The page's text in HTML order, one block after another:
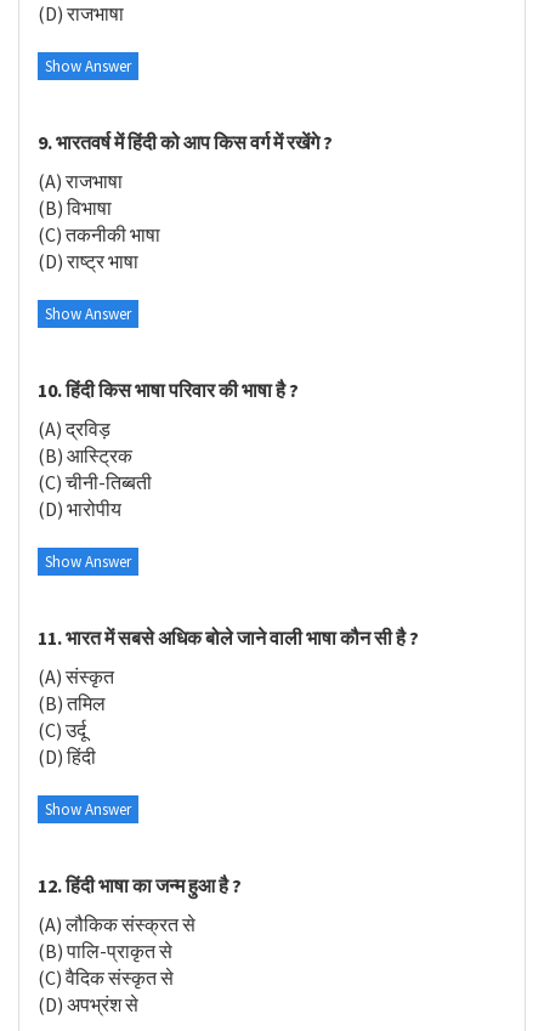
(D) राजभाषा
Show Answer
9. भारतवर्ष में हिंदी को आप किस वर्ग में रखेंगे ?
(A) राजभाषा
(B) विभाषा
(C) तकनीकी भाषा
(D) राष्ट्र भाषा
Show Answer
10. हिंदी किस भाषा परिवार की भाषा है ?
(A) द्रविड़
(B) आस्ट्रिक
(C) चीनी-तिब्बती
(D) भारोपीय
Show Answer
11. भारत में सबसे अधिक बोले जाने वाली भाषा कौन सी है ?
(A) संस्कृत
(B) तमिल
(C) उर्दू
(D) हिंदी
Show Answer
12. हिंदी भाषा का जन्म हुआ है ?
(A) लौकिक संस्क्रत से
(B) पालि-प्राकृत से
(C) वैदिक संस्कृत से
(D) अपभ्रंश से